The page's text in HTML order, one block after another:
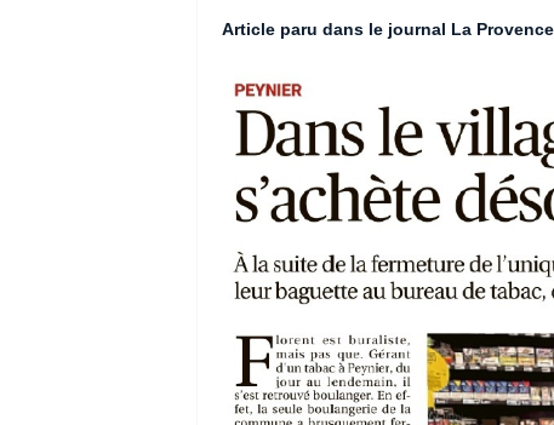
Article paru dans le journal La